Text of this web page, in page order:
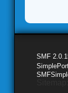
SMF